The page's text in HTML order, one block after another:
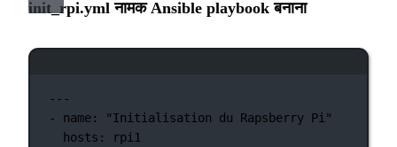
init_rpi.yml नामक Ansible playbook बनाना
---
-
name:
"Initialisation du Rapsberry Pi"
hosts:
rpi1